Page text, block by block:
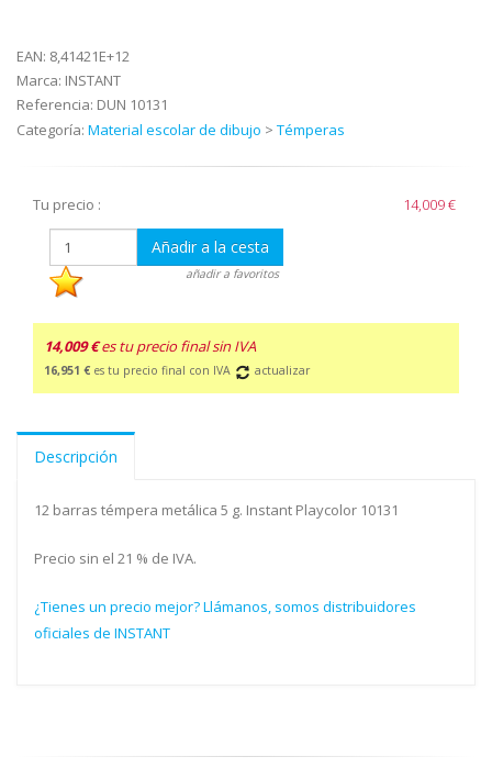
EAN: 8,41421E+12
Marca: INSTANT
Referencia: DUN 10131
Categoría: Material escolar de dibujo > Témperas
Tu precio : 14,009 €
Añadir a la cesta
añadir a favoritos
14,009 € es tu precio final sin IVA
16,951 € es tu precio final con IVA actualizar
Descripción
12 barras témpera metálica 5 g. Instant Playcolor 10131
Precio sin el 21 % de IVA.
¿Tienes un precio mejor? Llámanos, somos distribuidores
oficiales de INSTANT